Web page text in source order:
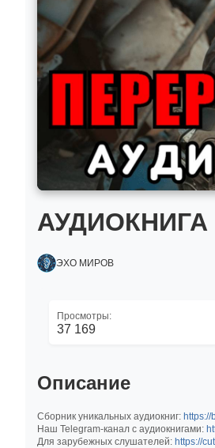
ЭХО МИРОВ
Просмотры:
37 169
Описание
Сборник уникальных аудиокниг:
Наш Telegram-канал с аудиокнигами:
Для зарубежных слушателей: https://